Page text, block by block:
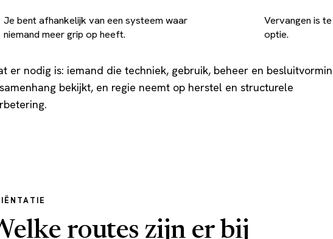
Je bent afhankelijk van een systeem waar
niemand meer grip op heeft.
Vervangen is
optie.
er nodig is: iemand die techniek, gebruik, beheer en
bekijkt, en regie neemt op herstel en structurele
routes zijn er bij